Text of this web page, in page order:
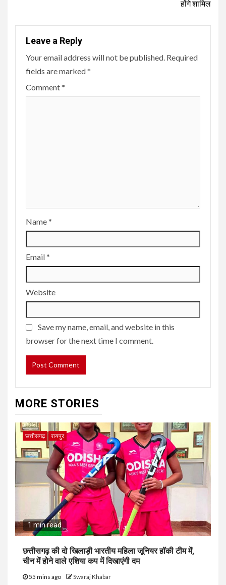
होंगे शामिल
Leave a Reply
Your email address will not be published. Required
fields are marked*
Comment*
Name*
Email*
Website
Save my name, email, and website in this
browser for the next time I comment.
MORE STORIES
छत्तीसगढ़ रायपुर
1 min read
छत्तीसगढ़ की दो खिलाड़ी भारतीय महिला जूनियर हॉकी टीम में,
चीन में होने वाले एशिया कप में दिखाएंगी दम
55 mins ago Swaraj Khabar